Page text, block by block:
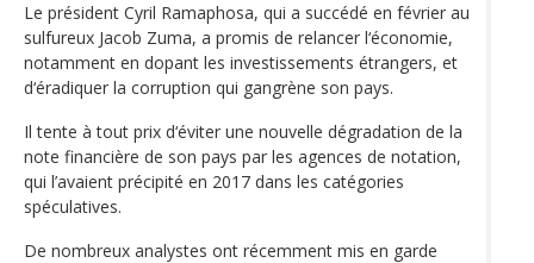
Le président Cyril Ramaphosa, qui a succédé en février au
sulfureux Jacob Zuma, a promis de relancer l‘économie,
notamment en dopant les investissements étrangers, et
d‘éradiquer la corruption qui gangrène son pays.
Il tente à tout prix d‘éviter une nouvelle dégradation de la
note financière de son pays par les agences de notation,
qui l’avaient précipité en 2017 dans les catégories
spéculatives.
De nombreux analystes ont récemment mis en garde